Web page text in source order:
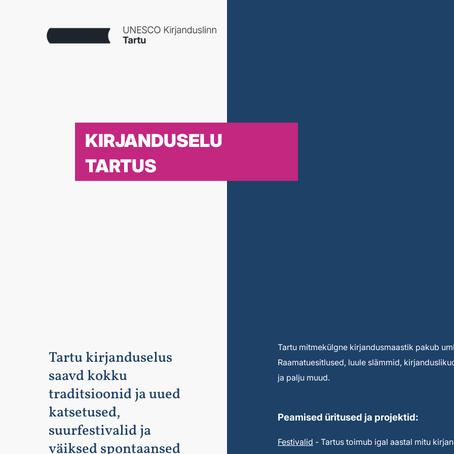
KIRJANDUSELU
TARTUS
Tartu kirjanduselus
saavd kokku
traditsioonid ja uued
katsetused,
suurfestivalid ja
väiksed spontaansed
Tartu mitmekülgne kirjandusmaastik pakub
Raamatuesitlused, luule slämmid,
ja palju muud.
Peamised üritused ja projektid:
Festivalid - Tartus toimub igal aastal mitu